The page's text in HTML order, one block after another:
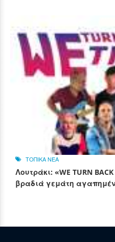
ΤΟΠΙΚΑ ΝΕΑ
Λουτράκι: «WE TURN
βραδιά γεμάτη